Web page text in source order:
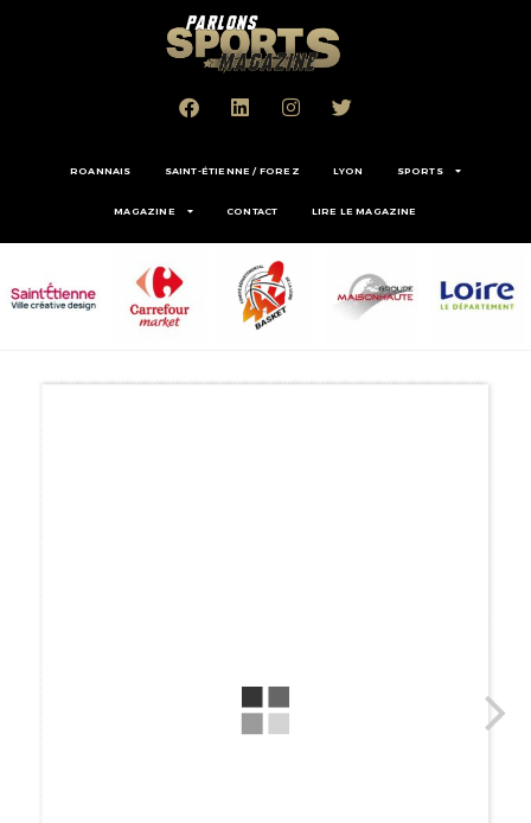
ROANNAIS SAINT-ÉTIENNE / FOREZ LYON SPORTS
MAGAZINE CONTACT LIRE LE MAGAZINE